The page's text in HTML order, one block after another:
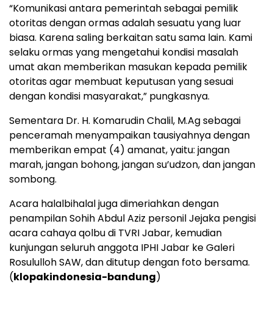
“Komunikasi antara pemerintah sebagai pemilik
otoritas dengan ormas adalah sesuatu yang luar
biasa. Karena saling berkaitan satu sama lain. Kami
selaku ormas yang mengetahui kondisi masalah
umat akan memberikan masukan kepada pemilik
otoritas agar membuat keputusan yang sesuai
dengan kondisi masyarakat,” pungkasnya.
Sementara Dr. H. Komarudin Chalil, M.Ag sebagai
penceramah menyampaikan tausiyahnya dengan
memberikan empat (4) amanat, yaitu: jangan
marah, jangan bohong, jangan su’udzon, dan jangan
sombong.
Acara halalbihalal juga dimeriahkan dengan
penampilan Sohih Abdul Aziz personil Jejaka pengisi
acara cahaya qolbu di TVRI Jabar, kemudian
kunjungan seluruh anggota IPHI Jabar ke Galeri
Rosululloh SAW, dan ditutup dengan foto bersama.
(klopakindonesia-bandung)